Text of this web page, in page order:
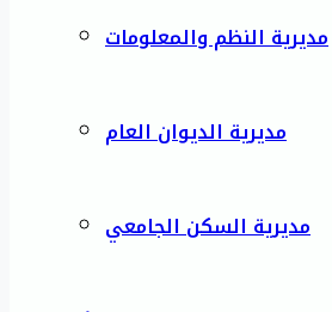
مديرية النظم والمعلومات
مديرية الديوان العام
مديرية السكن الجامعي